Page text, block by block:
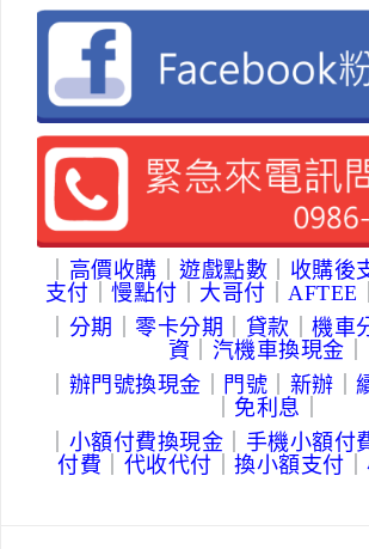
高價收購 遊戲點數 收購後
支付
慢點付 大哥付 AFTEE
分期 零卡分期 貸款 機車
資
汽機車換現金
辦門號換現金 門號 新辦
免利息
小額付費換現金 手機小額付
付費
代收代付 ｜換小額支付 ｜